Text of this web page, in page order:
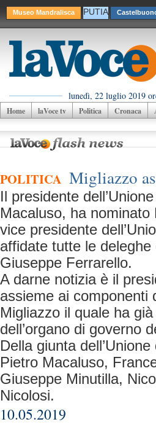
Museo Mandralisca PUTIA
lunedì, 22 luglio 2019
Home laVoce tv Politica Cronaca
POLITICA Migliazzo
Il presidente
Macaluso, ha
vice presidente
affidate tutte le deleghe
Giuseppe Ferrarello.
A darne notizia è il
assieme ai componenti
Migliazzo il quale ha
dell’organo di governo
Della giunta
Pietro Macaluso,
Giuseppe Minutilla,
Nicolosi.
10.05.2019